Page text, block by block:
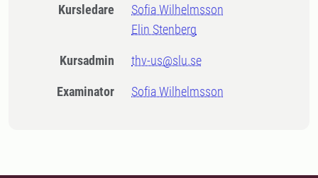
Kursledare
Sofia Wilhelmsson
Elin Stenberg
Kursadmin thv-us@slu.se
Examinator Sofia Wilhelmsson